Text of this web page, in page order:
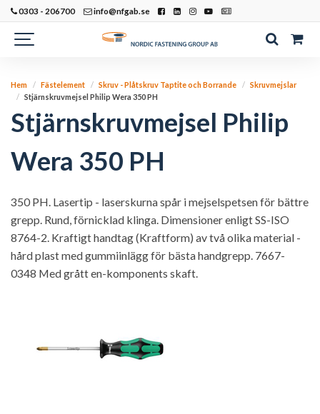
0303 - 206700 info@nfgab.se
Hem Fästelement Skruv - Plåtskruv Taptite och Borrande
Skruvmejslar
Stjärnskruvmejsel Philip Wera 350 PH
Stjärnskruvmejsel Philip
Wera 350 PH
350 PH. Lasertip - laserskurna spår i mejselspetsen för bättre
grepp. Rund, förnicklad klinga. Dimensioner enligt SS-ISO
8764-2. Kraftigt handtag (Kraftform) av två olika material -
hård plast med gummiinlägg för bästa handgrepp. 7667-
0348 Med grått en-komponents skaft.